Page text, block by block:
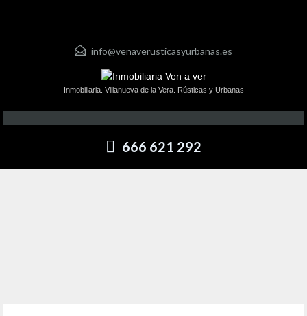
info@venaverusticasyurbanas.es
Inmobiliaria. Villanueva de la Vera. Rústicas y Urbanas
666 621 292